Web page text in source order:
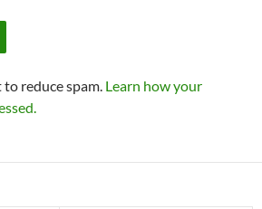
reduce spam. Learn how your